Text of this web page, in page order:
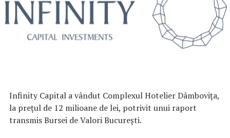
Infinity Capital a vândut Complexul Hotelier Dâmbovița,
la prețul de 12 milioane de lei, potrivit unui raport
transmis Bursei de Valori București.